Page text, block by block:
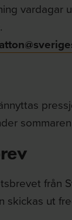
vardagar
från
skickas ut